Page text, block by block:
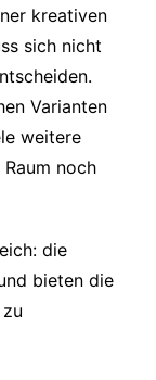
kreativen
sich nicht
Varianten
weitere
noch
die
bieten die